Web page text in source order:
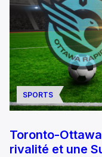
SPORTS
Toronto-
rivalité et une